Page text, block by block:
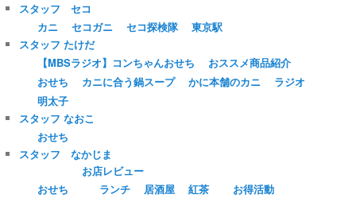
スタッフ セコ
カニ
セコガニ セコ探検隊
東京駅
スタッフ たけだ
【MBSラジオ】コンちゃんおせち
おススメ商品紹介
おせち
カニに合う鍋スープ かに本舗のカニ
ラジオ
明太子
スタッフ なおこ
おせち
スタッフ なかじま
おせち
お店レビュー
ランチ
居酒屋 紅茶
お得活動